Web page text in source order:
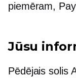
piemēram,
Jūsu
Pēdējais solis